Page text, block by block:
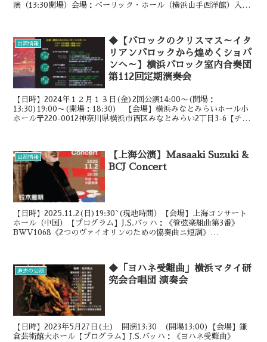
演（13:30開場）会場：ベーリック・ホール（横浜山手西洋館）入場
出演情報
◆【バロックのクリスマス～イタ
リアンバロックから煌めくショパ
ンへ～】横浜バロック室内合奏団
第112回定期演奏会
【日時】2024年１２月１３日(金)2回公演14:00〜(開場：
13:30)19:00〜(開場：18:30) 【会場】横浜みなとみらいホール小
ホール〒220-0012神奈川県横浜市西区みなとみらい2丁目3-6【チケ
出演情報
【上海公演】Masaaki Suzuki &
BCJ Concert
【日時】2025.11.2(日)19:30~(現地時間）【会場】上海コンサート
ホール（中国）【プログラム】J.S.バッハ：《管弦楽組曲第3番》
BWV1068《2つのヴァイオリンのための協奏曲ニ短調》
過去の公演
◆「ヨハネ受難曲」横浜マタイ研
究会合唱団 演奏会
【日時】2023年5月27日(土) 開演13:30 (開場13:00)【会場】鎌
倉芸術館大ホール【プログラム】J.S.バッハ：《ヨハネ受難曲》